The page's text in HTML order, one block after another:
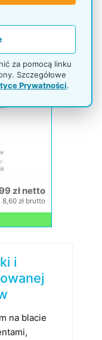
zł netto
8,60 zł brutto
i
na blacie
za pomocą linku
Szczegółowe
Prywatności.